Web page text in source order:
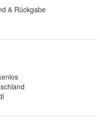
& Rückgabe